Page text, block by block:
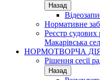
Назад
Нормативне
Реєстр
Макарівська
НОРМОТВОРЧА
Рішення сесії
Назад